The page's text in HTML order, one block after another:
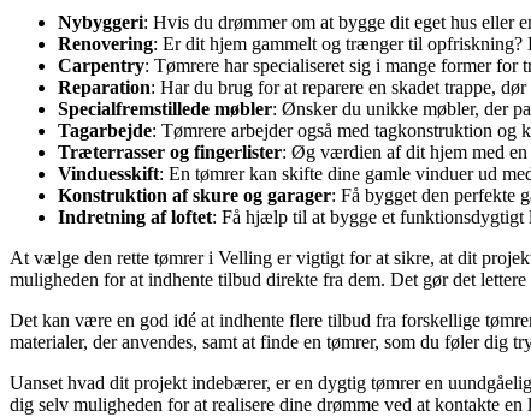
Nybyggeri: Hvis du drømmer om at bygge dit eget hus eller
Renovering: Er dit hjem gammelt og trænger til opfriskning?
Carpentry: Tømrere har specialiseret sig i mange former
Reparation: Har du brug for at reparere en skadet trappe,
Specialfremstillede møbler: Ønsker du unikke møbler, der
Tagarbejde: Tømrere arbejder også med tagkonstruktion
Træterrasser og fingerlister: Øg værdien af dit hjem med en
Vinduesskift: En tømrer kan skifte dine gamle vinduer ud
Konstruktion af skure og garager: Få bygget den perfekte
Indretning af loftet: Få hjælp til at bygge et funktionsdygtigt
At vælge den rette tømrer i Velling er vigtigt for at sikre, at dit
muligheden for at indhente tilbud direkte fra dem. Det gør det
Det kan være en god idé at indhente flere tilbud fra forskellige
materialer, der anvendes, samt at finde en tømrer, som du føler dig
Uanset hvad dit projekt indebærer, er en dygtig tømrer en
dig selv muligheden for at realisere dine drømme ved at kontakte